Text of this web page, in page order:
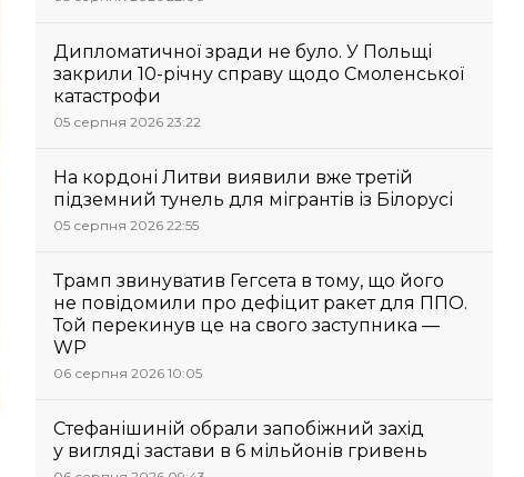
Дипломатичної зради не було. У Польщі
закрили 10-річну справу щодо Смоленської
катастрофи
05 серпня 2026 23:22
На кордоні Литви виявили вже третій
підземний тунель для мігрантів із Білорусі
05 серпня 2026 22:55
Трамп звинуватив Гегсета в тому, що його
не повідомили про дефіцит ракет для ППО.
Той перекинув це на свого заступника —
WP
06 серпня 2026 10:05
Стефанішиній обрали запобіжний захід
у вигляді застави в 6 мільйонів гривень